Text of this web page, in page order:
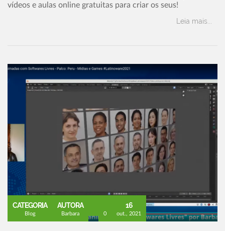
vídeos e aulas online gratuitas para criar os seus!
Leia mais...
CATEGORIA
Blog
AUTORA
Barbara 0
16
out., 2021